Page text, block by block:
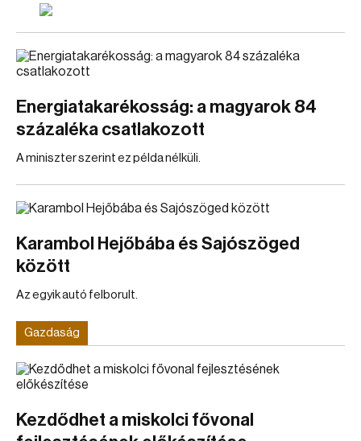
Energiatakarékosság: a magyarok 84
százaléka csatlakozott
A miniszter szerint ez példa nélküli.
Karambol Hejőbába és Sajószöged
között
Az egyik autó felborult.
Gazdaság
Kezdődhet a miskolci fővonal